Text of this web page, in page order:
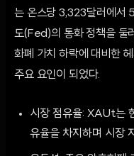
는 온스당 3,323달러에서
도(Fed)의 통화 정책을 둘
화폐 가치 하락에 대비한
주요 요인이 되었다.
시장 점유율: XAUt는
유율을 차지하며 시장